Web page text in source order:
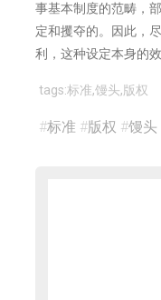
事基本制度的范畴，
定和攫夺的。因此，
利，这种设定本身的
tags:标准,馒头,版权
#标准 #版权 #馒头